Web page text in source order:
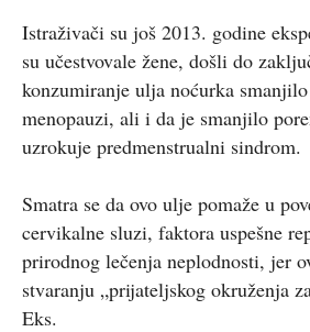
Istraživači su još 2013. godine
su učestvovale žene, došli do
konzumiranje ulja noćurka
menopauzi, ali i da je smanjilo
uzrokuje predmenstrualni sindrom.
Smatra se da ovo ulje pomaže u
cervikalne sluzi, faktora uspešne
prirodnog lečenja neplodnosti, jer
stvaranju „prijateljskog okruženja
Eks.